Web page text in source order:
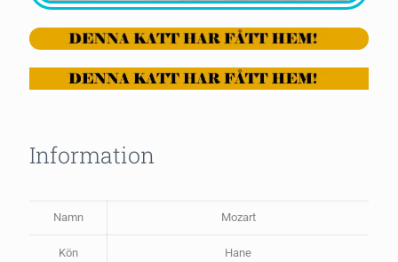
Information
Namn Mozart
Kön Hane